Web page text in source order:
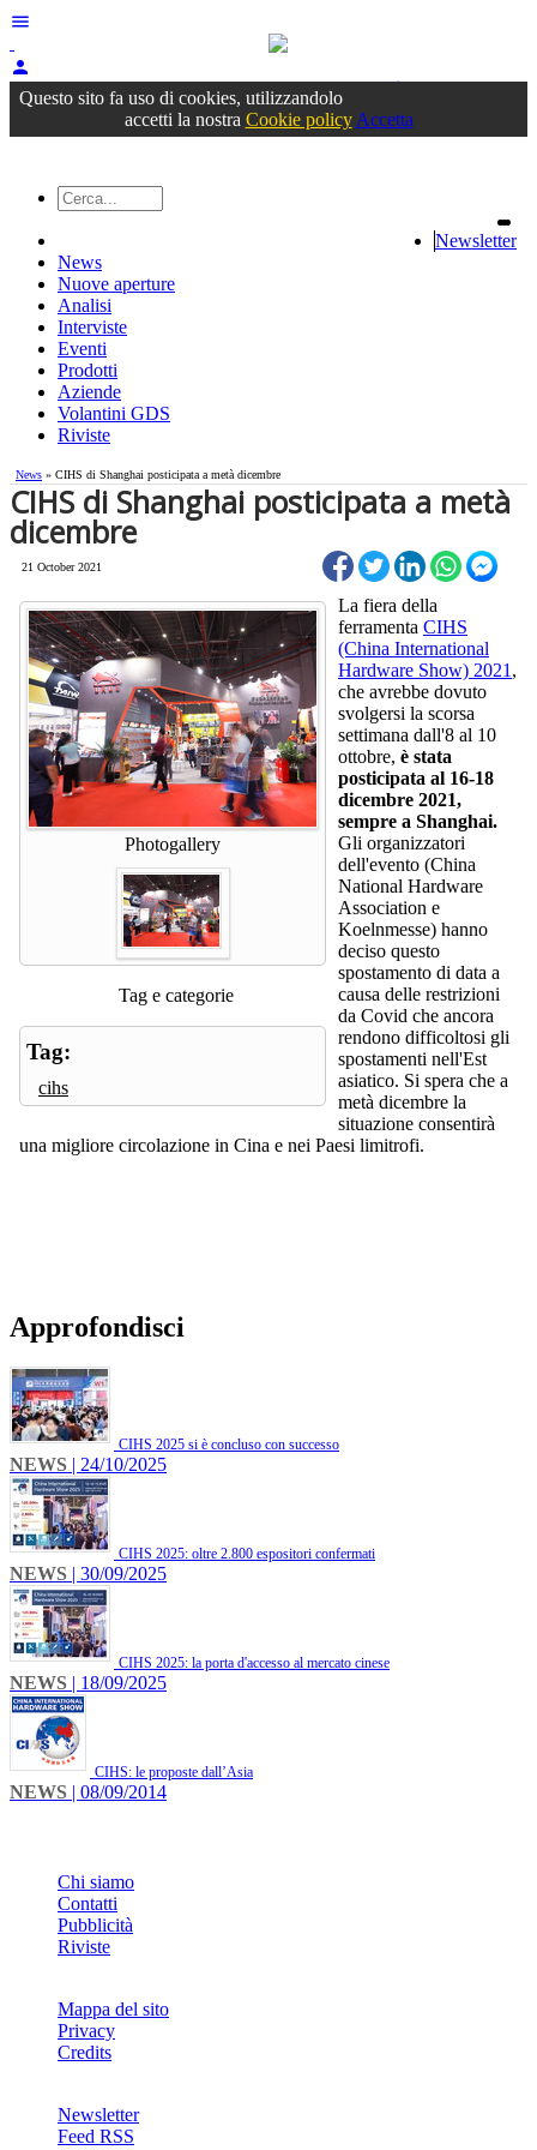
menu
person
Accedioppure registrati
Questo sito fa uso di cookies, utilizzandolo
accetti la nostra Cookie policy Accetta
Newsletter
News
Nuove aperture
Analisi
Interviste
Eventi
Prodotti
Aziende
Volantini GDS
Riviste
News » CIHS di Shanghai posticipata a metà dicembre
CIHS di Shanghai posticipata a metà
dicembre
21 October 2021
Photogallery
Tag e categorie
Tag:
cihs
La fiera della
ferramenta CIHS
(China International
Hardware Show) 2021 ,
che avrebbe dovuto
svolgersi la scorsa
settimana dall'8 al 10
ottobre, è stata
posticipata al 16-18
dicembre 2021,
sempre a Shanghai.
Gli organizzatori
dell'evento (China
National Hardware
Association e
Koelnmesse) hanno
deciso questo
spostamento di data a
causa delle restrizioni
da Covid che ancora
rendono difficoltosi gli
spostamenti nell'Est
asiatico. Si spera che a
metà dicembre la
situazione consentirà
una migliore circolazione in Cina e nei Paesi limitrofi.
Approfondisci
CIHS 2025 si è concluso con successo
NEWS | 24/10/2025
CIHS 2025: oltre 2.800 espositori confermati
NEWS | 30/09/2025
CIHS 2025: la porta d'accesso al mercato cinese
NEWS | 18/09/2025
CIHS: le proposte dall’Asia
NEWS | 08/09/2014
Chi siamo
Contatti
Pubblicità
Riviste
Mappa del sito
Privacy
Credits
Newsletter
Feed RSS